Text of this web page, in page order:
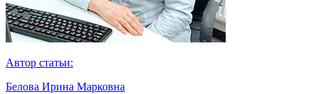
Автор статьи:
Белова Ирина Марковна